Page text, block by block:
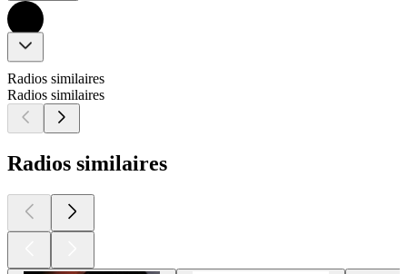
Radios similaires
Radios similaires
Radios similaires